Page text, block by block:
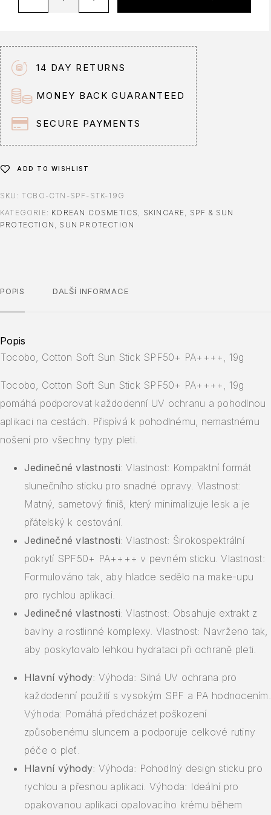
r
n
a
t
i
v
14 DAY RETURNS
MONEY BACK GUARANTEED
SECURE PAYMENTS
ADD TO WISHLIST
SKU: TCBO-CTN-SPF-STK-19G
KATEGORIE: KOREAN COSMETICS , SKINCARE, SPF & SUN
PROTECTION , SUN PROTECTION
POPIS DALŠÍ INFORMACE
Popis
Tocobo, Cotton Soft Sun Stick SPF50+ PA++++, 19g
Tocobo, Cotton Soft Sun Stick SPF50+ PA++++, 19g
pomáhá podporovat každodenní UV ochranu a pohodlnou
aplikaci na cestách. Přispívá k pohodlnému, nemastnému
nošení pro všechny typy pleti.
Jedinečné vlastnosti: Vlastnost: Kompaktní formát
slunečního sticku pro snadné opravy. Vlastnost:
Matný, sametový finiš, který minimalizuje lesk a je
přátelský k cestování.
Jedinečné vlastnosti: Vlastnost: Širokospektrální
pokrytí SPF50+ PA++++ v pevném sticku. Vlastnost:
Formulováno tak, aby hladce sedělo na make-upu
pro rychlou aplikaci.
Jedinečné vlastnosti: Vlastnost: Obsahuje extrakt z
bavlny a rostlinné komplexy. Vlastnost: Navrženo tak,
aby poskytovalo lehkou hydrataci při ochraně pleti.
Hlavní výhody: Výhoda: Silná UV ochrana pro
každodenní použití s vysokým SPF a PA hodnocením.
Výhoda: Pomáhá předcházet poškození
způsobenému sluncem a podporuje celkové rutiny
péče o pleť.
Hlavní výhody: Výhoda: Pohodlný design sticku pro
rychlou a přesnou aplikaci. Výhoda: Ideální pro
opakovanou aplikaci opalovacího krému během